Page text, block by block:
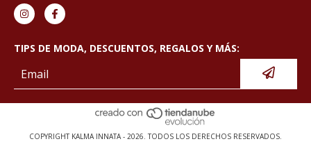
TIPS DE MODA, DESCUENTOS, REGALOS Y MÁS:
COPYRIGHT KALMA INNATA - 2026. TODOS LOS DERECHOS RESERVADOS.